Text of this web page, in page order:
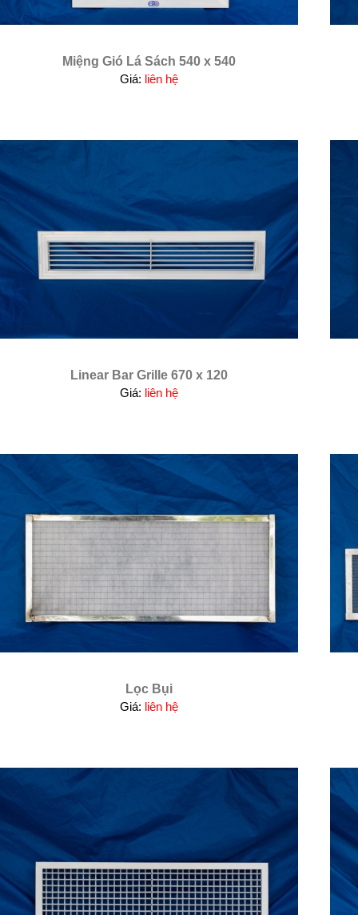
Miệng Gió Lá Sách 540 x 540
Giá: liên hệ
Linear Bar Grille 670 x 120
Giá: liên hệ
Lọc Bụi
Giá: liên hệ